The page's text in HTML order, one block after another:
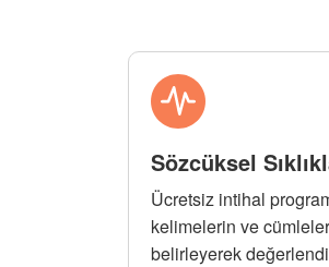
Sözcüksel
Ücretsiz intihal
kelimelerin ve
belirleyerek